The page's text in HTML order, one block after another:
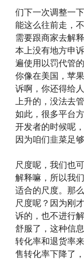
们下一次调整一
能这么往前走，
需要跟商家去解
本上没有地方申
遍使用以罚代管
你像在美国，苹
诉啊，你还得给
上升的，没法去
如此，很多平台
开发者的时候呢
因为咱们韭菜足
尺度呢，我们也
解释嘛，所以我
适合的尺度。那
尺度呢？因为刚
诉的，也不进行
舒服了，这种信
转化率和退货率
售转化率下降了